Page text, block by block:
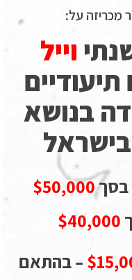
מכריזה על:
וייל
בנושא
בסך$50,000
$40,000
– בהתאם